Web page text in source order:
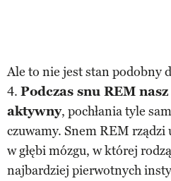
Ale to nie jest stan podobny
4. Podczas snu REM
aktywny, pochłania tyle
czuwamy. Snem REM
w głębi mózgu, w której
najbardziej pierwotnych